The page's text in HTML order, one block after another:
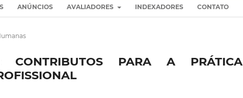
ANÚNCIOS AVALIADORES INDEXADORES CONTATO
CONTRIBUTOS PARA A PRÁTICA